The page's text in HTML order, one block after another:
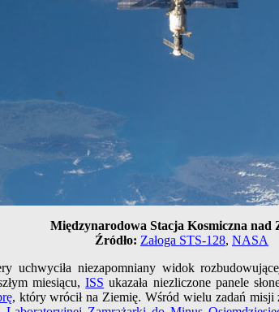
Międzynarodowa Stacja Kosmiczna nad
Źródło: Załoga STS-128, NASA
uchwyciła niezapomniany widok
miesiącu,ISS ukazała niezliczone panele
, który wrócił na Ziemię. Wśród wielu zadań misji